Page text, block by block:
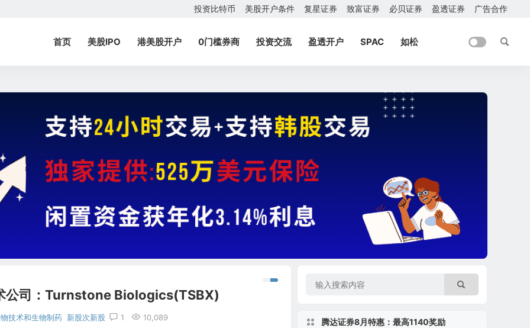
投资比特币 美股开户条件 复星证券 致富证券 必贝证券 盈透证券 广告合作
首页 美股IPO 港美股开户 0门槛券商 投资交流 盈透开户 SPAC 如松
公司：Turnstone Biologics(TSBX)
技术和生物制药 新股次新股 1 10,089 腾达证券8月特惠：最高1140奖励